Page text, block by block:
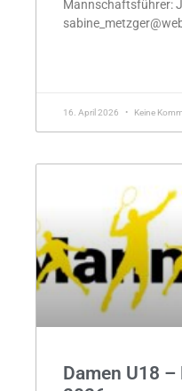
Mannschaftsführer:
16. April 2026 Keine
Damen U18 –